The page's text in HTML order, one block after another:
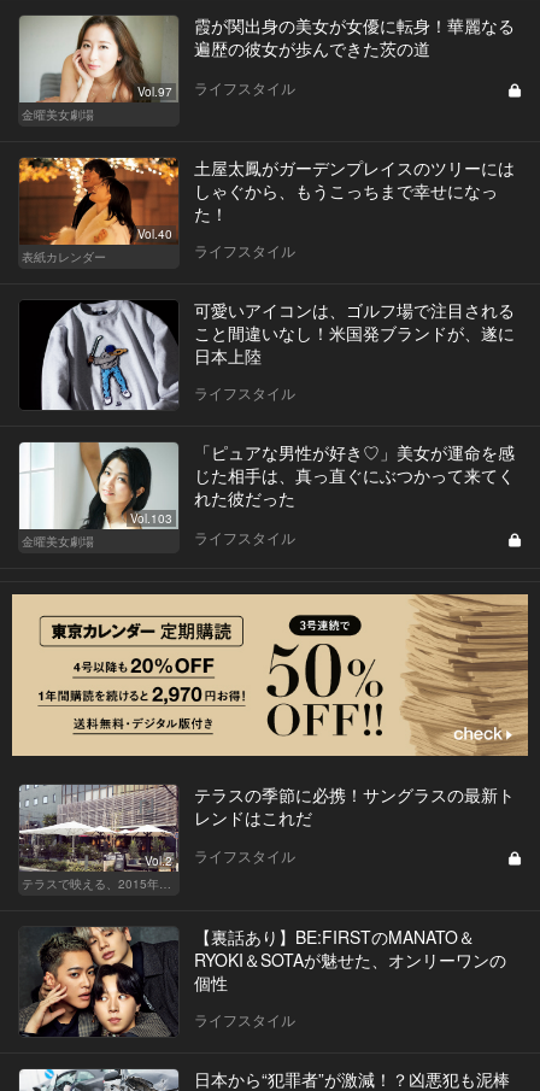
Vol.97
金曜美女劇場
霞が関出身の美女が女優に転身！華麗なる
遍歴の彼女が歩んできた茨の道
ライフスタイル
Vol.40
表紙カレンダー
土屋太鳳がガーデンプレイスのツリーには
しゃぐから、もうこっちまで幸せになっ
た！
ライフスタイル
可愛いアイコンは、ゴルフ場で注目される
こと間違いなし！米国発ブランドが、遂に
日本上陸
ライフスタイル
Vol.103
金曜美女劇場
「ピュアな男性が好き♡」美女が運命を感
じた相手は、真っ直ぐにぶつかって来てく
れた彼だった
ライフスタイル
Vol.2
テラスで映える、2015年最新サングラスはこれだ！
テラスの季節に必携！サングラスの最新ト
レンドはこれだ
ライフスタイル
【裏話あり】BE:FIRSTのMANATO＆
RYOKI＆SOTAが魅せた、オンリーワンの
個性
ライフスタイル
日本から“犯罪者”が激減！？凶悪犯も泥棒